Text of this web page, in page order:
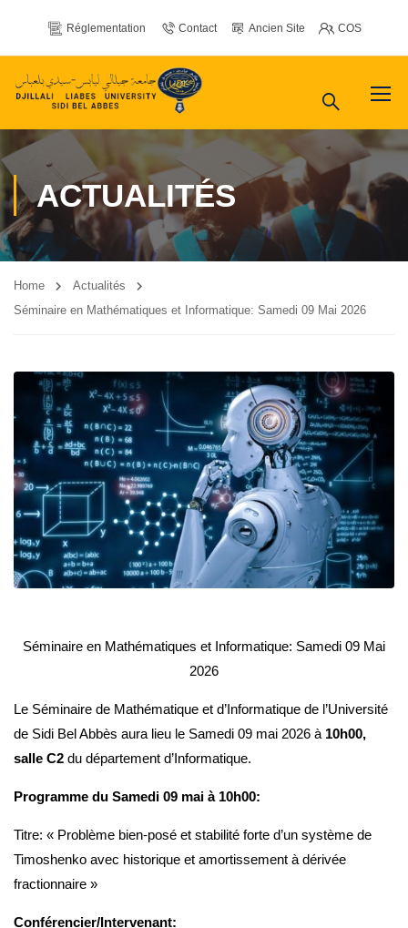
Réglementation Contact Ancien Site COS
ACTUALITÉS
Home
Actualités
Séminaire en Mathématiques et Informatique: Samedi 09 Mai 2026
Séminaire en Mathématiques et Informatique: Samedi 09 Mai
2026
Le Séminaire de Mathématique et d’Informatique de l’Université
de Sidi Bel Abbès aura lieu le Samedi 09 mai 2026 à 10h00,
salle C2 du département d’Informatique.
Programme du Samedi 09 mai à 10h00:
Titre: « Problème bien-posé et stabilité forte d’un système de
Timoshenko avec historique et amortissement à dérivée
fractionnaire »
Conférencier/Intervenant: